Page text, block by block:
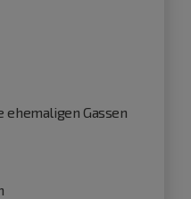
ehemaligen Gassen